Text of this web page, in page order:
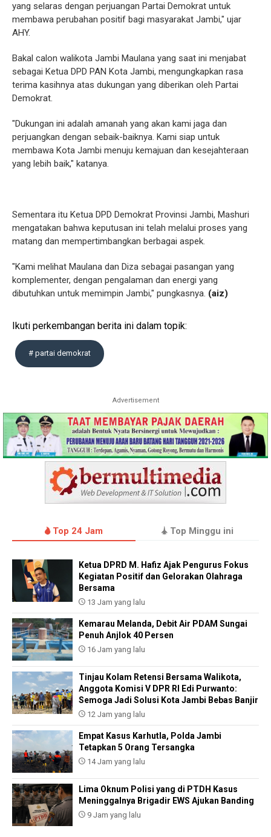
yang selaras dengan perjuangan Partai Demokrat untuk
membawa perubahan positif bagi masyarakat Jambi," ujar
AHY.
Bakal calon walikota Jambi Maulana yang saat ini menjabat
sebagai Ketua DPD PAN Kota Jambi, mengungkapkan rasa
terima kasihnya atas dukungan yang diberikan oleh Partai
Demokrat.
"Dukungan ini adalah amanah yang akan kami jaga dan
perjuangkan dengan sebaik-baiknya. Kami siap untuk
membawa Kota Jambi menuju kemajuan dan kesejahteraan
yang lebih baik," katanya.
Sementara itu Ketua DPD Demokrat Provinsi Jambi, Mashuri
mengatakan bahwa keputusan ini telah melalui proses yang
matang dan mempertimbangkan berbagai aspek.
"Kami melihat Maulana dan Diza sebagai pasangan yang
komplementer, dengan pengalaman dan energi yang
dibutuhkan untuk memimpin Jambi," pungkasnya. (aiz)
Ikuti perkembangan berita ini dalam topik:
# partai demokrat
Advertisement
Top 24 Jam Top Minggu ini
Ketua DPRD M. Hafiz Ajak Pengurus Fokus
Kegiatan Positif dan Gelorakan Olahraga
Bersama
13 Jam yang lalu
Kemarau Melanda, Debit Air PDAM Sungai
Penuh Anjlok 40 Persen
16 Jam yang lalu
Tinjau Kolam Retensi Bersama Walikota,
Anggota Komisi V DPR RI Edi Purwanto:
Semoga Jadi Solusi Kota Jambi Bebas Banjir
12 Jam yang lalu
Empat Kasus Karhutla, Polda Jambi
Tetapkan 5 Orang Tersangka
14 Jam yang lalu
Lima Oknum Polisi yang di PTDH Kasus
Meninggalnya Brigadir EWS Ajukan Banding
9 Jam yang lalu